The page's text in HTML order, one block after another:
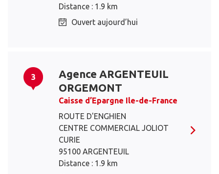
Distance : 1.9 km
Ouvert aujourd’hui
3
Agence ARGENTEUIL
ORGEMONT
Caisse d’Epargne Ile-de-France
ROUTE D'ENGHIEN
CENTRE COMMERCIAL JOLIOT
CURIE
95100 ARGENTEUIL
Distance : 1.9 km